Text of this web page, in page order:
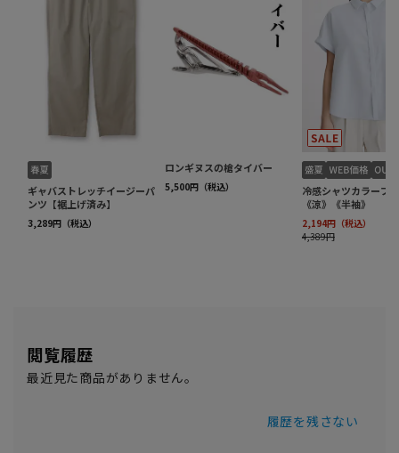
閲覧履歴
最近見た商品がありません。
履歴を残さない